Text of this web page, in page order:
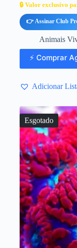
🔒 Valor exclusivo
👉 Assinar Club
Animais
⚡ Comprar
Adicionar
Esgotado